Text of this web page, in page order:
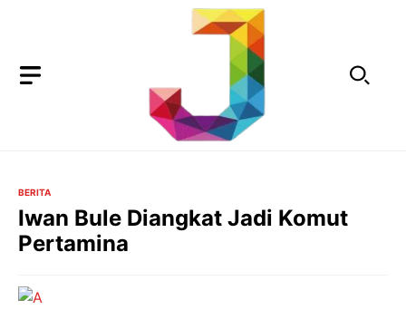
BERITA
Iwan Bule Diangkat Jadi Komut
Pertamina